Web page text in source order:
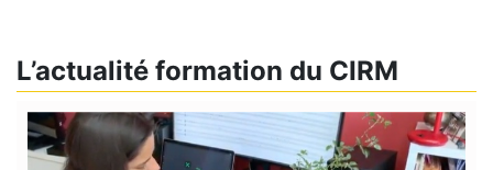
L’actualité formation du CIRM